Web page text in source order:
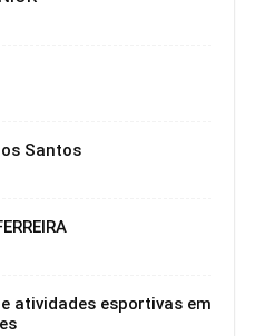
Santos
atividades esportivas em